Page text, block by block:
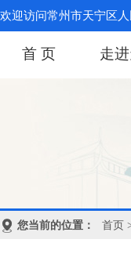
欢迎访问常州市天宁区人
首 页 走
您当前的位置： 首页